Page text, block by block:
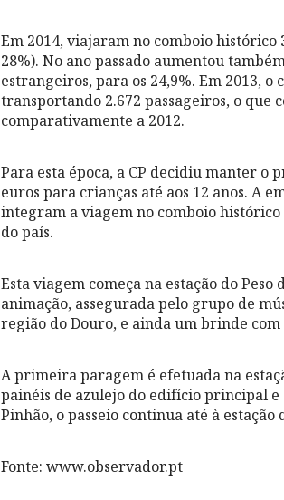
Em 2014, viajaram no comboio histórico
28%). No ano passado aumentou
estrangeiros, para os 24,9%. Em 2013,
transportando 2.672 passageiros, o que
comparativamente a 2012.
Para esta época, a CP decidiu manter o
euros para crianças até aos 12 anos. A
integram a viagem no comboio
do país.
Esta viagem começa na estação do
animação, assegurada pelo grupo de
região do Douro, e ainda um brinde
A primeira paragem é efetuada na
painéis de azulejo do edifício principal
Pinhão, o passeio continua até à estação
Fonte: www.observador.pt